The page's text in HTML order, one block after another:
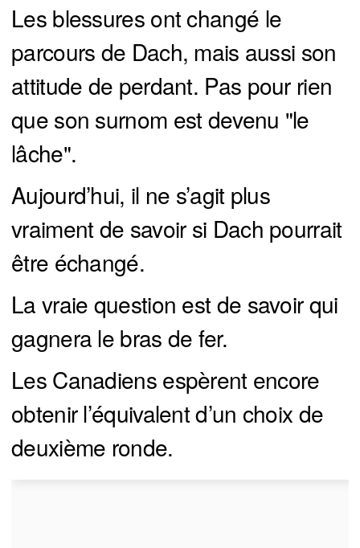
Les blessures ont changé le
parcours de Dach, mais aussi son
attitude de perdant. Pas pour rien
que son surnom est devenu "le
lâche".
Aujourd’hui, il ne s’agit plus
vraiment de savoir si Dach pourrait
être échangé.
La vraie question est de savoir qui
gagnera le bras de fer.
Les Canadiens espèrent encore
obtenir l’équivalent d’un choix de
deuxième ronde.